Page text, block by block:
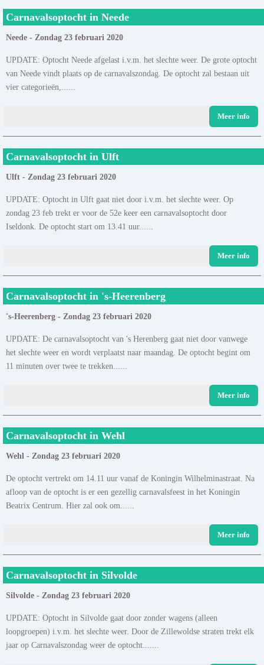
Carnavalsoptocht in Neede
Neede - Zondag 23 februari 2020
UPDATE: Optocht Neede afgelast i.v.m. het slechte weer. De grote optocht
van Neede vindt plaats op de carnavalszondag. De optocht zal bestaan uit
vier categorieën,......
Meer info
Carnavalsoptocht in Ulft
Ulft - Zondag 23 februari 2020
UPDATE: Optocht in Ulft gaat niet door i.v.m. het slechte weer. Op
zondag 23 feb trekt er voor de 52e keer een carnavalsoptocht door
Iseldonk. De optocht start om 13.41 uur......
Meer info
Carnavalsoptocht in 's-Heerenberg
's-Heerenberg - Zondag 23 februari 2020
UPDATE: De carnavalsoptocht van 's Herenberg gaat niet door vanwege
het slechte weer en wordt verplaatst naar maandag. De optocht begint om
11 minuten over twee te trekken......
Meer info
Carnavalsoptocht in Wehl
Wehl - Zondag 23 februari 2020
De optocht vertrekt om 14.11 uur vanaf de Koningin Wilhelminastraat. Na
afloop van de optocht is er een gezellig carnavalsfeest in het Koningin
Beatrix Centrum. Hier zal ook om......
Meer info
Carnavalsoptocht in Silvolde
Silvolde - Zondag 23 februari 2020
UPDATE: Optocht in Silvolde gaat door zonder wagens (alleen
loopgroepen) i.v.m. het slechte weer. Door de Zillewoldse straten trekt elk
jaar op Carnavalszondag weer de optocht.......